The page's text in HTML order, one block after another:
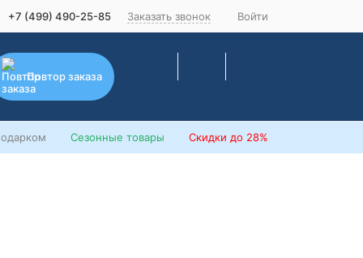
+7 (499) 490-25-85 Заказать звонок Войти
Повтор заказа
Сезонные товары Скидки до 28%